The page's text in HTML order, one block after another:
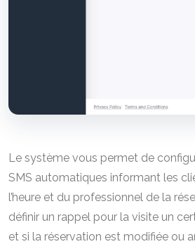
Le système vous permet de
SMS automatiques informant les
l’heure et du professionnel de la
définir un rappel pour la visite un
et si la réservation est modifiée ou